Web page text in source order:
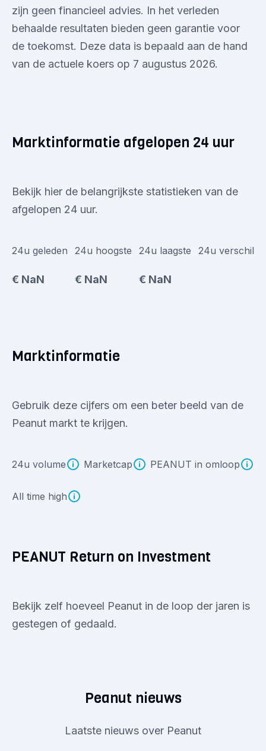
zijn geen financieel advies. In het verleden
behaalde resultaten bieden geen garantie voor
de toekomst. Deze data is bepaald aan de hand
van de actuele koers op 7 augustus 2026.
Marktinformatie afgelopen 24 uur
Bekijk hier de belangrijkste statistieken van de
afgelopen 24 uur.
24u geleden
€ NaN
24u hoogste
€ NaN
24u laagste
€ NaN
24u verschil
Marktinformatie
Gebruik deze cijfers om een beter beeld van de
Peanut markt te krijgen.
24u volume Marketcap PEANUT in omloop
All time high
PEANUT Return on Investment
Bekijk zelf hoeveel Peanut in de loop der jaren is
gestegen of gedaald.
Peanut nieuws
Laatste nieuws over Peanut